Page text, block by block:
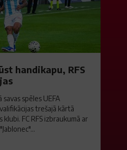
handikapu, RFS
spēles UEFA
trešajā kārtā
klubi. FC RFS izbraukumā ar